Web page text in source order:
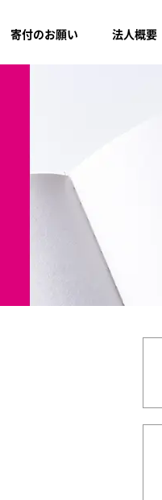
寄付のお願い 法人概要